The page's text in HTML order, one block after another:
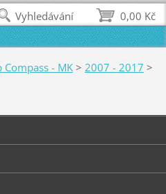
Compass - MK > 2007 - 2017 >
0,00 Kč
Vyhledávání